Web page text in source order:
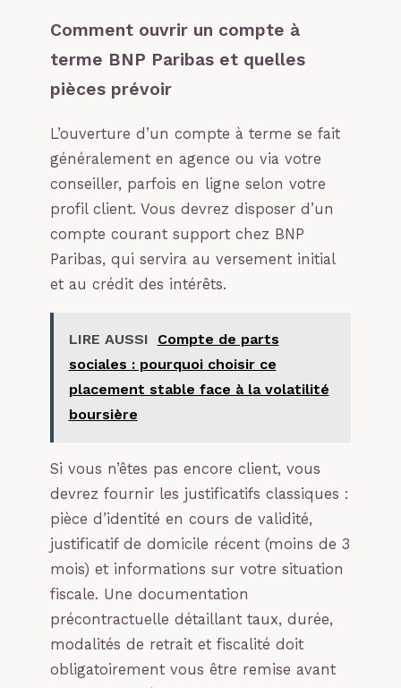
Comment ouvrir un compte à
terme BNP Paribas et quelles
pièces prévoir
L’ouverture d’un compte à terme se fait
généralement en agence ou via votre
conseiller, parfois en ligne selon votre
profil client. Vous devrez disposer d’un
compte courant support chez BNP
Paribas, qui servira au versement initial
et au crédit des intérêts.
LIRE AUSSI
Compte de parts
sociales : pourquoi choisir ce
placement stable face à la volatilité
boursière
Si vous n’êtes pas encore client, vous
devrez fournir les justificatifs classiques :
pièce d’identité en cours de validité,
justificatif de domicile récent (moins de 3
mois) et informations sur votre situation
fiscale. Une documentation
précontractuelle détaillant taux, durée,
modalités de retrait et fiscalité doit
obligatoirement vous être remise avant